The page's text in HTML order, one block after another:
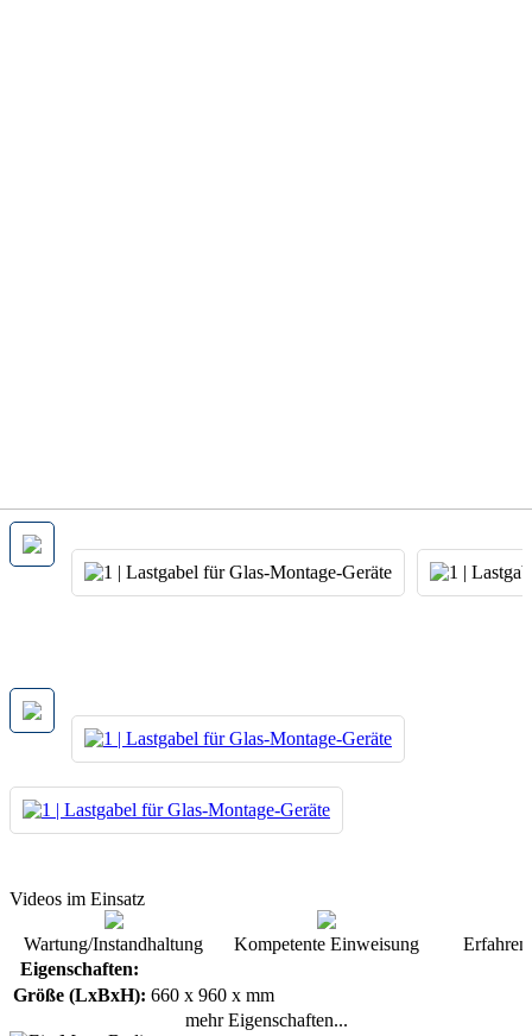
Videos im Einsatz
Wartung/Instandhaltung Kompetente Einweisung
Eigenschaften:
Größe (LxBxH): 660 x 960 x mm
mehr Eigenschaften...